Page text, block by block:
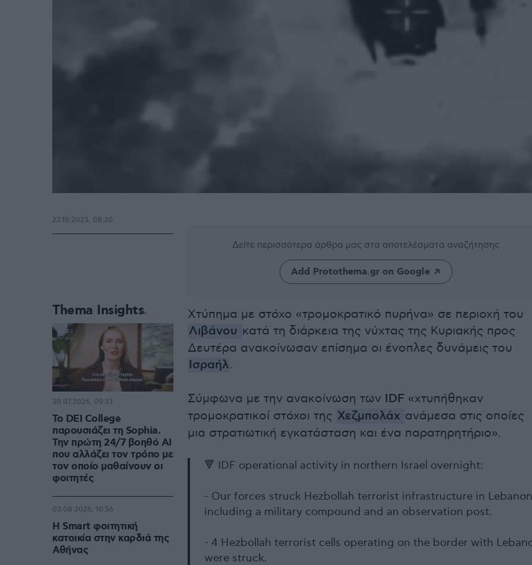
Δείτε περισσότερα άρθρα μας στα αποτελέσματα αναζήτησης
Add Protothema.gr on Google
Χτύπημα με στόχο «τρομοκρατικό πυρήνα» σε περιοχή του
Λιβάνου κατά τη διάρκεια της νύχτας της Κυριακής προς
Δευτέρα ανακοίνωσαν επίσημα οι ένοπλες δυνάμεις του
Ισραήλ.
Σύμφωνα με την ανακοίνωση των IDF «χτυπήθηκαν
τρομοκρατικοί στόχοι της Χεζμπολάχ ανάμεσα στις οποίες
μια στρατιωτική εγκατάσταση και ένα παρατηρητήριο».
🔻 IDF operational activity in northern Israel overnight:
- Our forces struck Hezbollah terrorist infrastructure in
including a military compound and an observation post.
- 4 Hezbollah terrorist cells operating on the border with
were struck.
23.10.2023, 08:20
Thema Insights
Το DEI College
παρουσιάζει τη Sophia.
Την πρώτη 24/7 βοηθό AI
που αλλάζει τον τρόπο με
τον οποίο μαθαίνουν οι
φοιτητές
30.07.2026, 09:33
Η Smart φοιτητική
κατοικία στην καρδιά της
Αθήνας
03.08.2026, 10:56